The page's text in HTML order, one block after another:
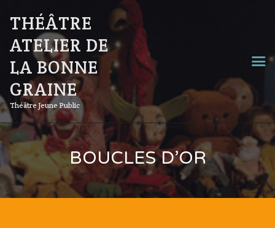
THÉÂTRE
ATELIER DE
LA BONNE
GRAINE
Théâtre Jeune Public
BOUCLES D’OR